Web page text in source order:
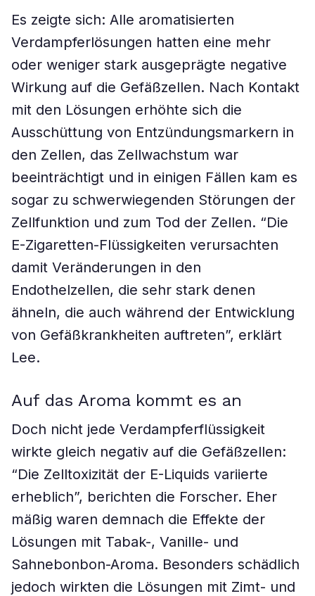
Es zeigte sich: Alle aromatisierten
Verdampferlösungen hatten eine mehr
oder weniger stark ausgeprägte negative
Wirkung auf die Gefäßzellen. Nach Kontakt
mit den Lösungen erhöhte sich die
Ausschüttung von Entzündungsmarkern in
den Zellen, das Zellwachstum war
beeinträchtigt und in einigen Fällen kam es
sogar zu schwerwiegenden Störungen der
Zellfunktion und zum Tod der Zellen. “Die
E-Zigaretten-Flüssigkeiten verursachten
damit Veränderungen in den
Endothelzellen, die sehr stark denen
ähneln, die auch während der Entwicklung
von Gefäßkrankheiten auftreten”, erklärt
Lee.
Auf das Aroma kommt es an
Doch nicht jede Verdampferflüssigkeit
wirkte gleich negativ auf die Gefäßzellen:
“Die Zelltoxizität der E-Liquids variierte
erheblich”, berichten die Forscher. Eher
mäßig waren demnach die Effekte der
Lösungen mit Tabak-, Vanille- und
Sahnebonbon-Aroma. Besonders schädlich
jedoch wirkten die Lösungen mit Zimt- und